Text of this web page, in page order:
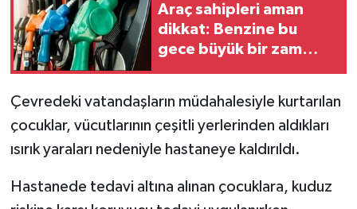
Araç sahipleri aman
dikkat: Benzine bu
gece büyük bir zam
Çevredeki vatandaşların müdahalesiyle kurtarılan
çocuklar, vücutlarının çeşitli yerlerinden aldıkları
ısırık yaraları nedeniyle hastaneye kaldırıldı.
Hastanede tedavi altına alınan çocuklara, kuduz